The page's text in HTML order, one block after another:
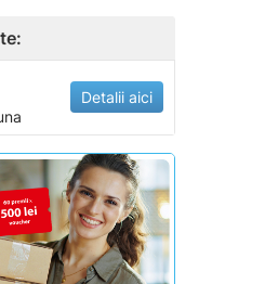
Detalii aici